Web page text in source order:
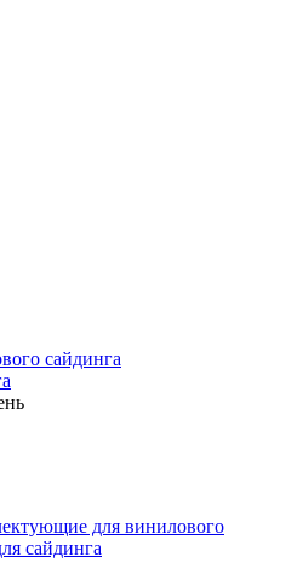
сайдинга
для винилового
сайдинга